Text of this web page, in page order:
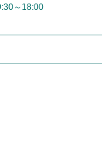
～18:00